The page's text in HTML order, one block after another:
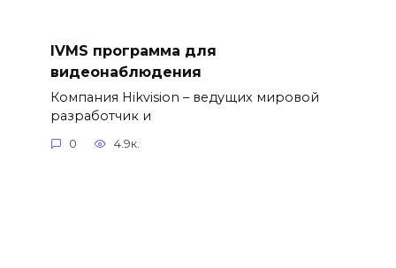
IVMS программа для
видеонаблюдения
Компания Hikvision – ведущих мировой
разработчик и
0 4.9к.